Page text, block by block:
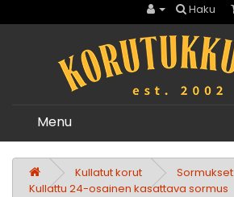
Haku
Menu
Kullatut korut
Sormukset
Kullattu 24-osainen kasattava sormus